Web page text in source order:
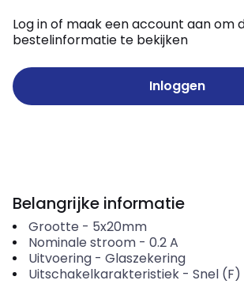
Log in of maak een account aan om
bestelinformatie te bekijken
Inloggen
Belangrijke informatie
Grootte - 5x20mm
Nominale stroom- 0.2A
Uitvoering- Glaszekering
Uitschakelkarakteristiek- Snel (F)